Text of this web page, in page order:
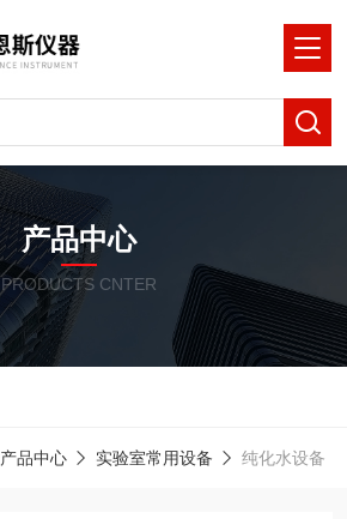
产品中心
PRODUCTS CNTER
产品中心 实验室常用设备 纯化水设备